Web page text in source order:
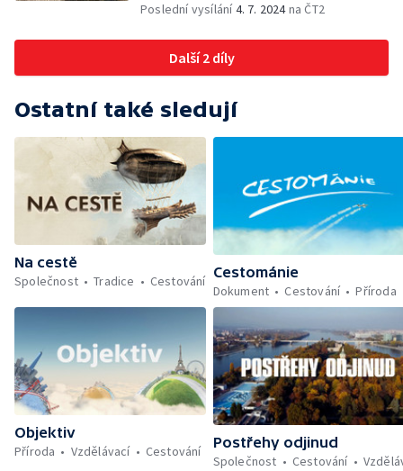
Poslední vysílání4. 7. 2024na ČT2
Další 2 díly
Ostatní také sledují
Na cestě
Společnost
Tradice Cestování
Cestománie
Dokument
Cestování Příroda
Objektiv
Příroda
Vzdělávací Cestování
Postřehy odjinud
Společnost
Cestování